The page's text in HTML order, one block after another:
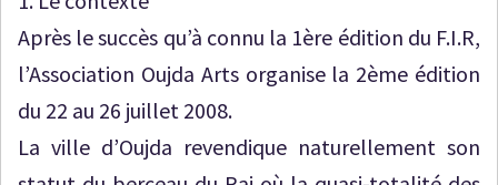
Après le succès qu’à connu la 1ère édition du F.I.R,
l’Association Oujda Arts organise la 2ème édition
du 22 au 26 juillet 2008.
La ville d’Oujda revendique naturellement son